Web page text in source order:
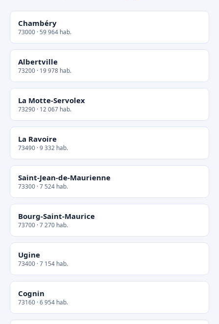
Chambéry
73000 · 59 964 hab.
Albertville
73200 · 19 978 hab.
La Motte-Servolex
73290 · 12 067 hab.
La Ravoire
73490 · 9 332 hab.
Saint-Jean-de-Maurienne
73300 · 7 524 hab.
Bourg-Saint-Maurice
73700 · 7 270 hab.
Ugine
73400 · 7 154 hab.
Cognin
73160 · 6 954 hab.